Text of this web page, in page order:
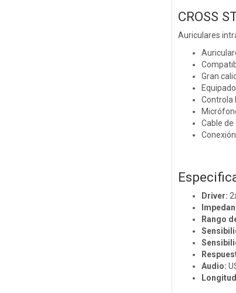
CROSS
Auriculares
Gran
Controla
Cable
Driver:
Rango
Audio: